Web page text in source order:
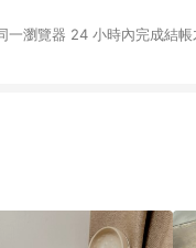
一瀏覽器 24 小時內完成結